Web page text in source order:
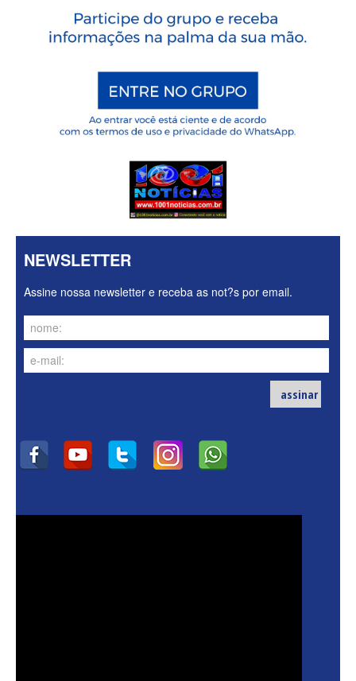
NEWSLETTER
Assine nossa newsletter e receba as not?s por email.